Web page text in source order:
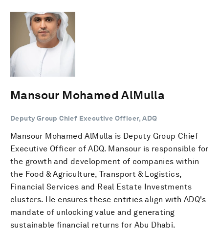
Mansour Mohamed AlMulla
Deputy Group Chief Executive Officer, ADQ
Mansour Mohamed AlMulla is Deputy Group Chief
Executive Officer of ADQ. Mansour is responsible for
the growth and development of companies within
the Food & Agriculture, Transport & Logistics,
Financial Services and Real Estate Investments
clusters. He ensures these entities align with ADQ's
mandate of unlocking value and generating
sustainable financial returns for Abu Dhabi.​